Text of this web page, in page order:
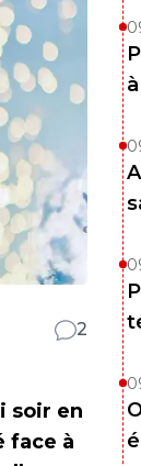
2
soir en
face à